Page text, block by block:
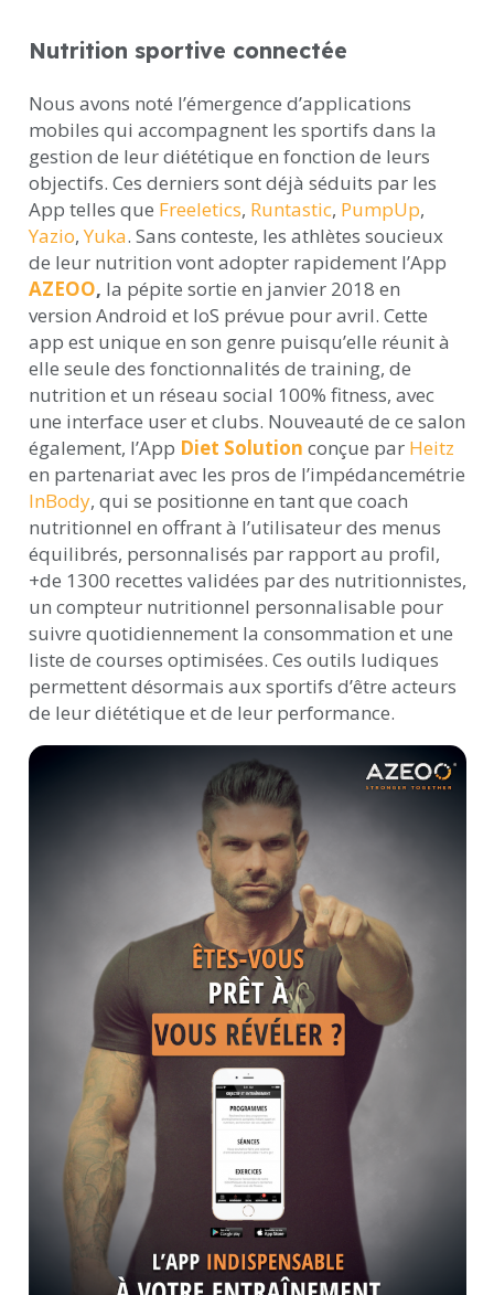
Nutrition sportive connectée
Nous avons noté l’émergence d’applications
mobiles qui accompagnent les sportifs dans la
gestion de leur diététique en fonction de leurs
objectifs. Ces derniers sont déjà séduits par les
App telles que Freeletics, Runtastic, PumpUp,
Yazio,Yuka. Sans conteste, les athlètes soucieux
de leur nutrition vont adopter rapidement l’App
AZEOO, la pépite sortie en janvier 2018 en
version Android et IoS prévue pour avril. Cette
app est unique en son genre puisqu’elle réunit à
elle seule des fonctionnalités de training, de
nutrition et un réseau social 100% fitness, avec
une interface user et clubs. Nouveauté de ce salon
également, l’App Diet Solution conçue parHeitz
en partenariat avec les pros de l’impédancemétrie
InBody, qui se positionne en tant que coach
nutritionnel en offrant à l’utilisateur des menus
équilibrés, personnalisés par rapport au profil,
+de 1300 recettes validées par des nutritionnistes,
un compteur nutritionnel personnalisable pour
suivre quotidiennement la consommation et une
liste de courses optimisées. Ces outils ludiques
permettent désormais aux sportifs d’être acteurs
de leur diététique et de leur performance.